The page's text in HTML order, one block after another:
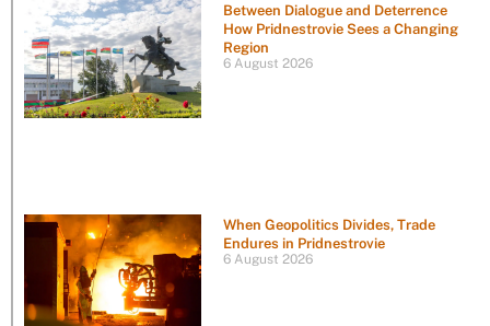
Between Dialogue and Deterrence
How Pridnestrovie Sees a Changing
Region
6 August 2026
When Geopolitics Divides, Trade
Endures in Pridnestrovie
6 August 2026